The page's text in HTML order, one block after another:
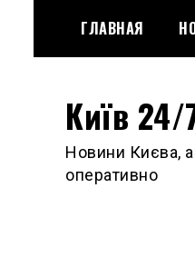
content
ГЛАВНАЯ
Київ 24/
Новини Києва,
оперативно